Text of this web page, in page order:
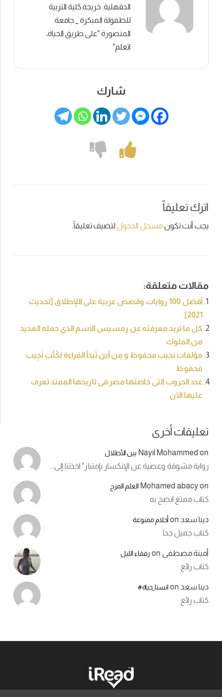
الدقهلية. خريجة كلية التربية
للطفولة المبكرة _ جامعة
المنصورة "على طريق الحياة،
اتعلم"
شارك
اترك تعليقاً
يجب أنت تكونمسجل الدخوللتضيف تعليقاً.
مقالات متعلقة:
أفضل 100 روايات وقصص عربية على اللإطلاق [تحديث
2021]
كل ما تريد معرفته عن رمسيس الاسم الذي حمله العديد
من الملوك
مؤلفات نجيب محفوظ و مِن أين تَبدأ القِراءة لِكُتُب نَجِيب
مَحفوظ
عدد الحروب التى خاضتها مصر فى تاريخها الممتد تعرف
عليها الآن
تعليقات أخرى
Nayil Mohammed on بين الأطلال
رواية مشوقة وعصية عن الإنكسار بإمتياز" اخذتنا إلى…
Mohamed abacyon العلم المرح
كتاب ممتع انصح به
دينا سعد onأحلام ممنوعة
كتاب جميل جدا
أمينة مصطفى on رفقاء الليل
كتاب رائع
دينا سعد onانستا_حياة#
كتاب رائع